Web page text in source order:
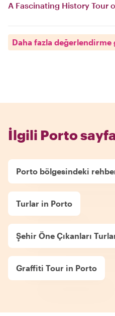
A Fascinating History Tour
Daha fazla değerlendirme
İlgili Porto
Porto bölgesindeki
Turlar in Porto
Şehir Öne Çıkanları
Graffiti Tour in Porto